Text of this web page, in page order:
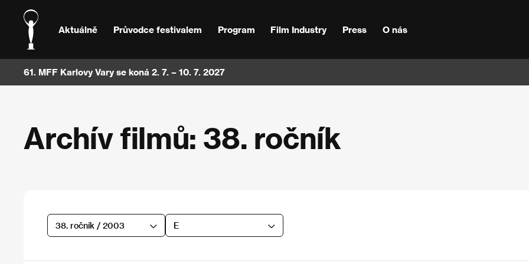
Aktuálně Průvodce festivalem Program Film Industry Press O nás
61. MFF Karlovy Vary se koná 2. 7. – 10. 7. 2027
Archív filmů: 38. ročník
38. ročník / 2003 E